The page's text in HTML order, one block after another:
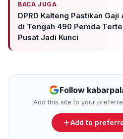
BACA JUGA
DPRD Kalteng Pastikan Gaji
di Tengah 490 Pemda
Pusat Jadi Kunci
Follow
Add this site to your
Add to